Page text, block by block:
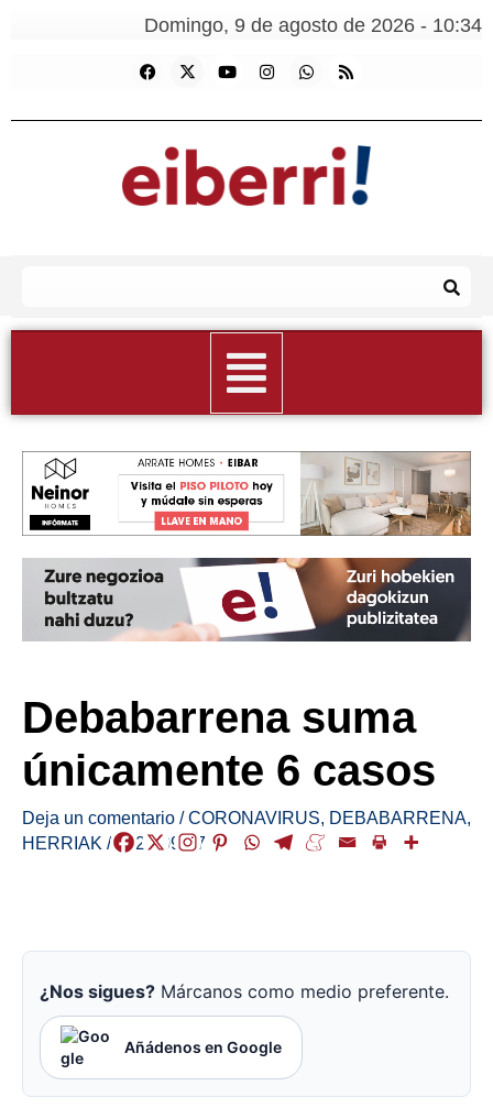
Domingo, 9 de agosto de 2026 - 10:34
Debabarrena suma
únicamente 6 casos
Deja un comentario /CORONAVIRUS, DEBABARRENA,
HERRIAK /2021-09-17
¿Nos sigues? Márcanos como medio preferente.
Añádenos en Google